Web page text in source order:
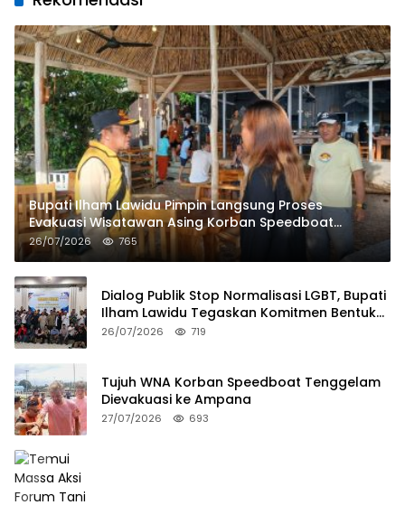
Bupati Ilham Lawidu Pimpin Langsung Proses
Evakuasi Wisatawan Asing Korban Speedboat
Tenggelam
26/07/2026 765
Dialog Publik Stop Normalisasi LGBT, Bupati
Ilham Lawidu Tegaskan Komitmen Bentuk
Tim Khusus Regulasi Daerah
26/07/2026 719
Tujuh WNA Korban Speedboat Tenggelam
Dievakuasi ke Ampana
27/07/2026 693